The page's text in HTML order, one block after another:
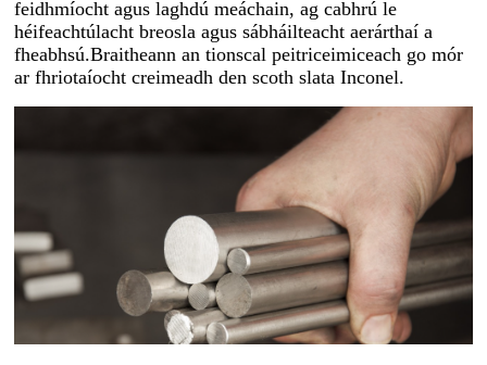
feidhmíocht agus laghdú meáchain, ag cabhrú le
héifeachtúlacht breosla agus sábháilteacht aerárthaí a
fheabhsú.Braitheann an tionscal peitriceimiceach go mór
ar fhriotaíocht creimeadh den scoth slata Inconel.